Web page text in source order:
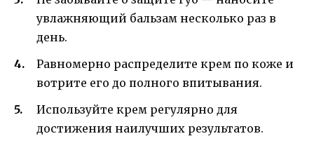
увлажняющий бальзам несколько раз в
день.
Равномерно распределите крем по коже и
вотрите его до полного впитывания.
Используйте крем регулярно для
достижения наилучших результатов.